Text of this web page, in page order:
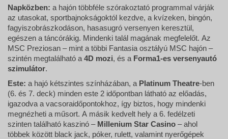
Napközben: a hajón többféle szórakoztató programmal várják
az utasokat, sportbajnokságoktól kezdve, a kvízeken, bingón,
fagyiszobrászkodáson, hasasugró versenyen keresztül,
egészen a táncórákig. Mindenki talál magának megfelelőt. Az
MSC Preziosan – mint a többi Fantasia osztályú MSC hajón –
szintén megtalálható a 4D mozi, és a Forma1-es versenyautó
szimulátor.
Este: a hajó kétszintes színházában, a Platinum Theatre-ben
(6. és 7. deck) minden este 2 időpontban látható az előadás,
igazodva a vacsoraidőpontokhoz, így biztos, hogy mindenki
megnézheti a műsort. A másik kedvelt hely a 6. fedélzeti
szinten található kaszinó – Millenium Star Casino – ahol
többek között black jack, póker, rulett, valamint nyerőgépek